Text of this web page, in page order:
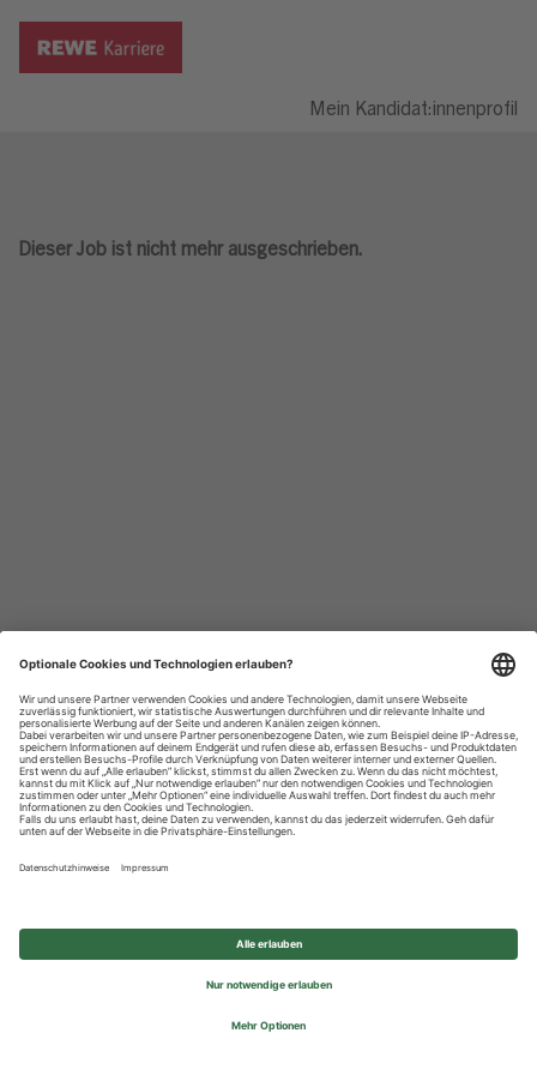
Mein Kandidat:innenprofil
Dieser Job ist nicht mehr ausgeschrieben.
Datenschutzhinweise
Impressum
Privatsphäre-Einstellungen
© 2026 REWE Group - All rights reserved